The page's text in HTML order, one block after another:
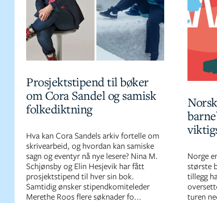
Prosjektstipend til bøker
om Cora Sandel og samisk
folkediktning
Hva kan Cora Sandels arkiv fortelle om
skrivearbeid, og hvordan kan samiske
sagn og eventyr nå nye lesere? Nina M.
Schjønsby og Elin Hesjevik har fått
prosjektstipend til hver sin bok.
Samtidig ønsker stipendkomiteleder
Merethe Roos flere søknader fo...
Norge
største
tillegg
turen